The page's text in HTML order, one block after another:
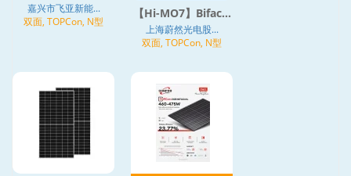
嘉兴市飞亚新能...
双面, TOPCon, N型
【Hi-MO7】Bifac...
上海蔚然光电股...
双面, TOPCon, N型